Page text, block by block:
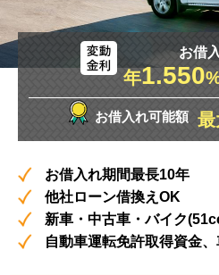
お借
年1.550
お借入れ可能額 最
お借入れ期間最長10年
他社ローン借換えOK
新車・中古車・バイク
自動車運転免許取得資金